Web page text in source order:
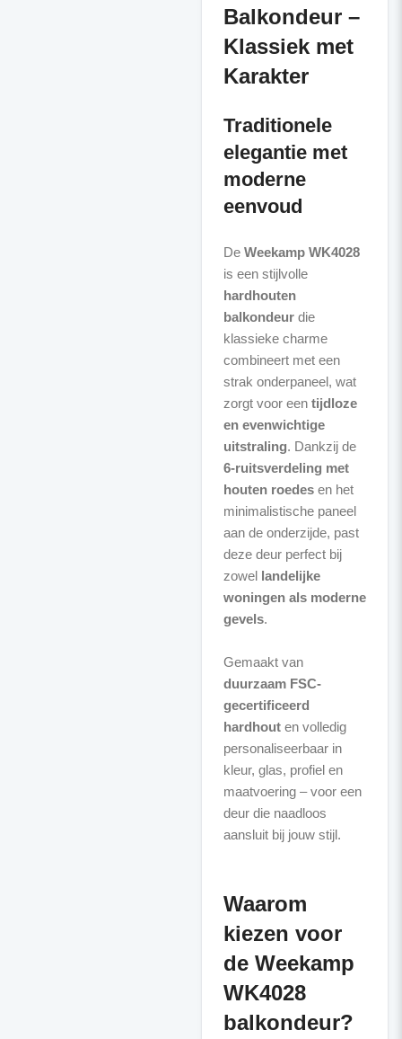
Balkondeur –
Klassiek met
Karakter
Traditionele
elegantie met
moderne
eenvoud
De Weekamp WK4028
is een stijlvolle
hardhouten
balkondeurdie
klassieke charme
combineert met een
strak onderpaneel, wat
zorgt voor een tijdloze
en evenwichtige
uitstraling. Dankzij de
6-ruitsverdeling met
houten roedesen het
minimalistische paneel
aan de onderzijde, past
deze deur perfect bij
zowel landelijke
woningen als moderne
gevels.
Gemaakt van
duurzaam FSC-
gecertificeerd
hardhouten volledig
personaliseerbaar in
kleur, glas, profiel en
maatvoering – voor een
deur die naadloos
aansluit bij jouw stijl.
Waarom
kiezen voor
de Weekamp
WK4028
balkondeur?